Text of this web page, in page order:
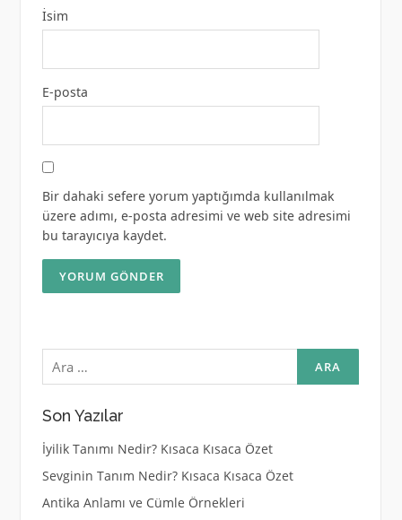
İsim
E-posta
Bir dahaki sefere yorum yaptığımda kullanılmak
üzere adımı, e-posta adresimi ve web site adresimi
bu tarayıcıya kaydet.
Arama:
Son Yazılar
İyilik Tanımı Nedir? Kısaca Kısaca Özet
Sevginin Tanım Nedir? Kısaca Kısaca Özet
Antika Anlamı ve Cümle Örnekleri